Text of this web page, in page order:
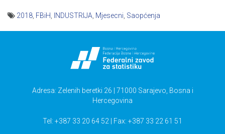
2018 FBiH INDUSTRIJA Mjesecni Saopćenja
Adresa: Zelenih beretki 26 | 71000 Sarajevo, Bosna i
Hercegovina
Tel: +387 33 20 64 52 | Fax: +387 33 22 61 51